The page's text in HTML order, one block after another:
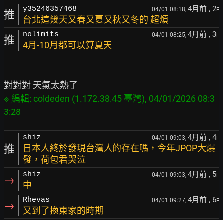
推 y35246357468 04/01 08:18, 4月前 , 2F
台北這幾天又春又夏又秋又冬的 超煩
推 nolimits 04/01 08:25, 4月前 , 3F
4月-10月都可以算夏天
※ 編輯: coldeden (1.172.38.45 臺灣), 04/01/2026 08:3
推
shiz 04/01 09:03, 4月前 , 4F
日本人終於發現台灣人的存在嗎，今年JPOP大爆
發，荷包君哭泣
→ shiz 04/01 09:03, 4月前 , 5F
中
→ Rhevas 04/01 09:27, 4月前 , 6F
又到了換東家的時期